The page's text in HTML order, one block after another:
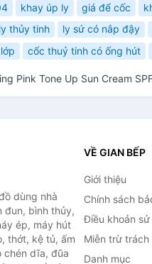
khay úp ly giá để cốc
ly thủy tinh ly sứ có nắp đậy
cốc thuỷ tinh có ống hút
Pink Tone Up Sun Cream
dùng nhà
đun, bình thủy,
ép, máy hút
thớt, kệ tủ, ấm
chén dĩa, đũa
VỀ GIAN BẾP
Giới thiệu
Chính sách
Điều khoản sử
Miễn trừ trách
Danh mục